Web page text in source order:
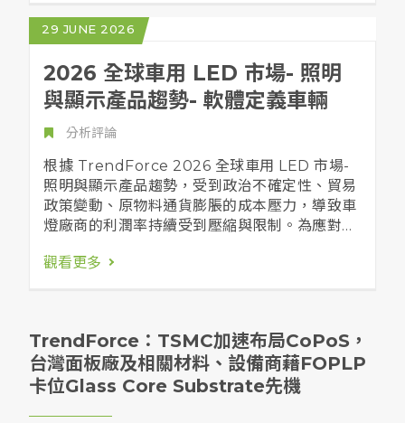
TrendForce表示，Spectrum-X CPO交換器
由NVIDIA與TSMC合作開發，採用COUPE先
進封裝製程，處理能力達400 Tb/s，2026下半
年產能將進一步擴大。Broadcom 51.2T Bailly
CPO交換器由合作夥伴Delta Electronics、
光收發模組可降低功耗達70%，已有Met...
29 JUNE 2026
2026 全球車用 LED 市場- 照明
與顯示產品趨勢- 軟體定義車輛
分析評論
根據 TrendForce 2026 全球車用 LED 市場-
照明與顯示產品趨勢，受到政治不確定性、貿易
政策變動、原物料通貨膨脹的成本壓力，導致車
燈廠商的利潤率持續受到壓縮與限制。為應對這
時加速軟體定義車輛 (Software-Defined
有望帶動 2030 年車用照明與車用 LED 市場規
模分別成長至 470.70 億美金與 45.12 億美金。
車用照明與顯示市場趨勢 1. 頭燈 根據
觀看更多
TrendForce：TSMC加速布局CoPoS，
台灣面板廠及相關材料、設備商藉FOPLP
卡位Glass Core Substrate先機